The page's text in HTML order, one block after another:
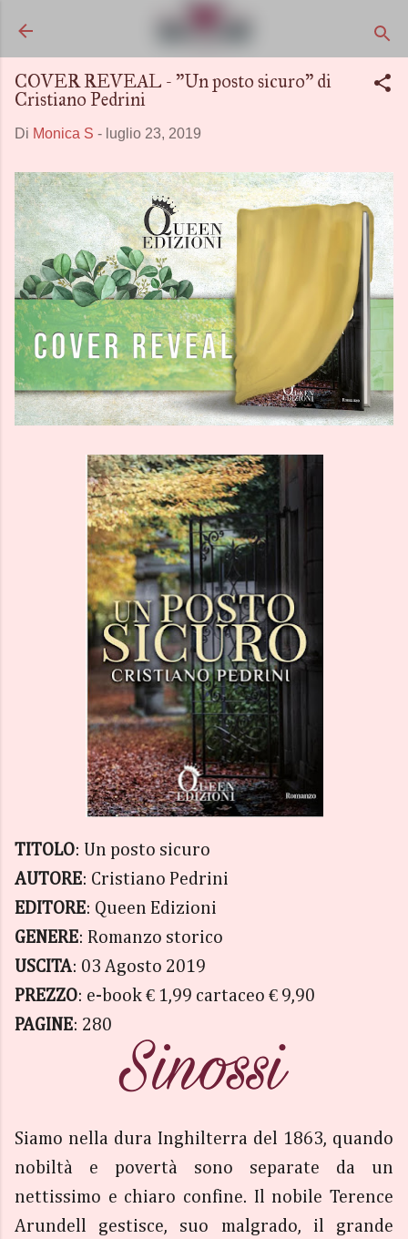
COVER REVEAL - "Un posto sicuro" di
Cristiano Pedrini
Di Monica S - luglio 23, 2019
TITOLO: Un posto sicuro
AUTORE: Cristiano Pedrini
EDITORE: Queen Edizioni
GENERE: Romanzo storico
USCITA: 03 Agosto 2019
PREZZO: e-book € 1,99 cartaceo € 9,90
PAGINE: 280
Siamo nella dura Inghilterra del 1863, quando
nobiltà e povertà sono separate da un
nettissimo e chiaro confine. Il nobile Terence
Arundell gestisce, suo malgrado, il grande